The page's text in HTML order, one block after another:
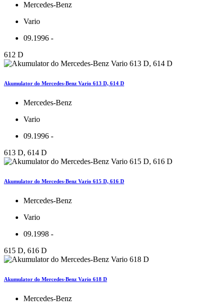
Mercedes-Benz
Vario
09.1996 -
612 D
Akumulator do Mercedes-Benz Vario 613 D, 614 D
Mercedes-Benz
Vario
09.1996 -
613 D, 614 D
Akumulator do Mercedes-Benz Vario 615 D, 616 D
Mercedes-Benz
Vario
09.1998 -
615 D, 616 D
Akumulator do Mercedes-Benz Vario 618 D
Mercedes-Benz